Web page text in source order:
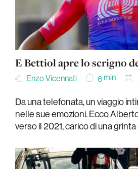
E Bettiol apre lo scrigno
Enzo Vicennati 6min
Da una telefonata, un viaggio
nelle sue emozioni. Ecco
verso il 2021, carico di una